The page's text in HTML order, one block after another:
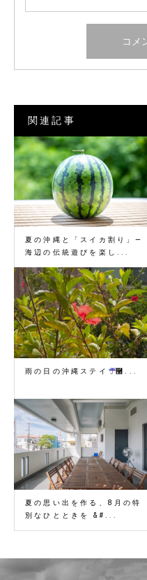
関連記事
夏の沖縄と「スイカ割り」―
海辺の伝統遊びを楽し...
雨の日の沖縄ステイ ࿠...
夏の思い出を作る、8月の特
別なひとときを &#...